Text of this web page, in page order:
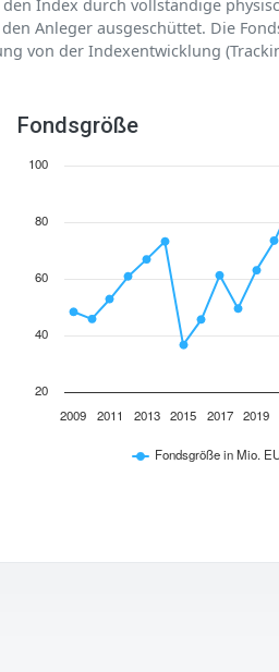
Index durch vollständige
Anleger ausgeschüttet. Die
von der Indexentwicklung
Fondsgröße
Fondsgröße in Mio.
2009 2011 2013 2015 2017 2019
20
40
60
80
100